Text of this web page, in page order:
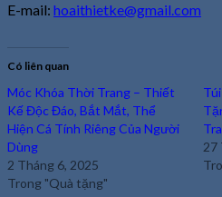
E-mail: hoaithietke@gmail.com
Có liên quan
Móc Khóa Thời Trang – Thiết
Kế Độc Đáo, Bắt Mắt, Thể
Hiện Cá Tính Riêng Của Người
Dùng
2 Tháng 6, 2025
Trong "Quà tặng"
27